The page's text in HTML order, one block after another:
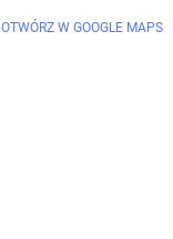
OTWÓRZ W GOOGLE MAPS